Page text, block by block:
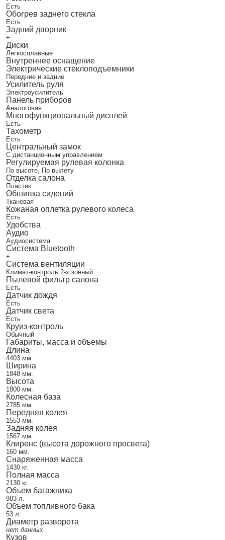
Есть
Обогрев заднего стекла
Есть
Задний дворник
+
Диски
Легкосплавные
Внутреннее оснащение
Электрические стеклоподъемники
Передние и задние
Усилитель руля
Электроусилитель
Панель приборов
Аналоговая
Многофункциональный дисплей
Есть
Тахометр
Есть
Центральный замок
С дистанционным управлением
Регулируемая рулевая колонка
По высоте, По вылету
Отделка салона
Пластик
Обшивка сидений
Тканевая
Кожаная оплетка рулевого колеса
Есть
Удобства
Аудио
Аудиосистема
Система Bluetooth
+
Система вентиляции
Климат-контроль 2-х зонный
Пылевой фильтр салона
Есть
Датчик дождя
Есть
Датчик света
Есть
Круиз-контроль
Обычный
Габариты, масса и объемы
Длина
4403 мм.
Ширина
1848 мм.
Высота
1800 мм.
Колесная база
2785 мм.
Передняя колея
1553 мм.
Задняя колея
1567 мм.
Клиренс (высота дорожного просвета)
160 мм.
Снаряженная масса
1430 кг.
Полная масса
2130 кг.
Объем багажника
983 л.
Объем топливного бака
53 л.
Диаметр разворота
нет данных
Кузов